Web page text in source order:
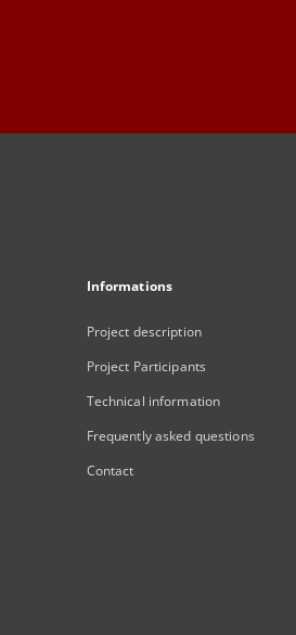
Informations
Project description
Project Participants
Technical information
Frequently asked questions
Contact